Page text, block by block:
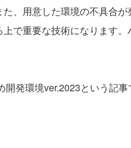
、用意した環境の不具合
で重要な技術になります
発環境ver.2023という記